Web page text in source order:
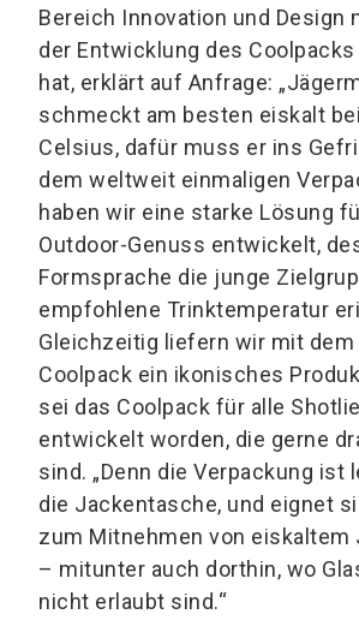
Bereich Innovation und Design
der Entwicklung des
hat, erklärt auf Anfrage:
schmeckt am besten eiskalt
Celsius, dafür muss er ins
dem weltweit einmaligen
haben wir eine starke Lösung
Outdoor-Genuss entwickelt,
Formsprache die junge
empfohlene Trinktemperatur
Gleichzeitig liefern wir mit
Coolpack ein ikonisches
sei das Coolpack für alle
entwickelt worden, die gerne
sind. „Denn die Verpackung ist
die Jackentasche, und eignet
zum Mitnehmen von eiskaltem
– mitunter auch dorthin, wo
nicht erlaubt sind.“